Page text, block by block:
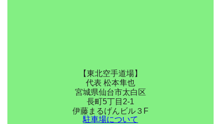
【東北空手道場】
代表 松本隼也
宮城県仙台市太白区
長町5丁目2-1
伊藤まるげんビル３F
駐車場について